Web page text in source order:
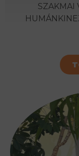
SZAKMAI